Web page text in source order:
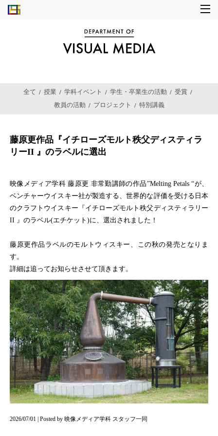
全て 授業 学科イベント 学生・卒業生の活動
受賞
教員の活動
プロジェクト 特別講義
藤原更作品『イチローズモルト秩父ディスティラ
リーII 』のラベルに選出
映像メディア学科 藤原更 非常勤講師の作品”Melting Petals “が、
ベンチャーウイスキー社が製造する、世界的な評価を受ける日本
のクラフトウイスキー『イチローズモルト秩父ディスティラリー
II 』のラベル(エチケット)に、選出されました！
藤原更作品ラベルのモルトウィスキー、この秋の発売となりま
す。
詳細は追ってお知らせさせて頂きます。
2026/07/01 | Posted by 映像メディア学科 スタッフ一同